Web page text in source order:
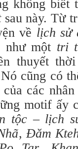
không biết
sau này. Từ
về lịch sử
như một tri
thuyết
cũng có
các
motif ấy
tộc – lịch
,Đăm